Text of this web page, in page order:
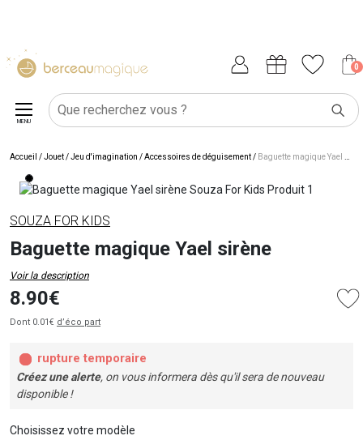
0
MENU
Accueil /Jouet/Jeu d'imagination /Accessoires de déguisement/ Baguette magique Yael sirène
SOUZA FOR KIDS
Baguette magique Yael sirène
Voir la description
8.90€
Dont 0.01€ d’éco part
rupture temporaire
Créez une alerte, on vous informera dès qu'il sera de nouveau
disponible !
Choisissez votre modèle